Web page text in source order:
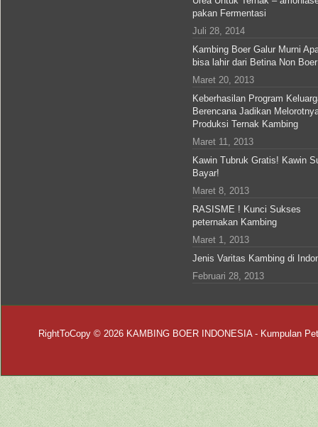
pakan Fermentasi
Juli 28, 2014
Kambing Boer Galur Murni
bisa lahir dari Betina Non Boer
Maret 20, 2013
Keberhasilan Program
Berencana Jadikan
Produksi Ternak Kambing
Maret 11, 2013
Kawin Tubruk Gratis! Kawin
Bayar!
Maret 8, 2013
RASISME ! Kunci Sukses
peternakan Kambing
Maret 1, 2013
Jenis Varitas Kambing di
Februari 28, 2013
RightToCopy © 2026 KAMBING BOER INDONESIA- Kumpulan